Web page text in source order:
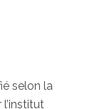
selon la